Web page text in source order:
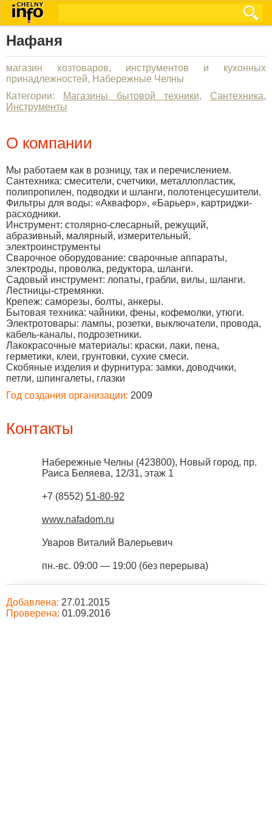
Нафаня
магазин хозтоваров, инструментов и кухонных
принадлежностей, Набережные Челны
Категории:
Магазины бытовой техники, Сантехника,
Инструменты
О компании
Мы работаем как в розницу, так и перечислением.
Сантехника: смесители, счетчики, металлопластик,
полипропилен, подводки и шланги, полотенцесушители.
Фильтры для воды: «Аквафор», «Барьер», картриджи-
расходники.
Инструмент: столярно-слесарный, режущий,
абразивный, малярный, измерительный,
электроинструменты
Сварочное оборудование: сварочные аппараты,
электроды, проволка, редуктора, шланги.
Садовый инструмент: лопаты, грабли, вилы, шланги.
Лестницы-стремянки.
Крепеж: саморезы, болты, анкеры.
Бытовая техника: чайники, фены, кофемолки, утюги.
Электротовары: лампы, розетки, выключатели, провода,
кабель-каналы, подрозетники.
Лакокрасочные материалы: краски, лаки, пена,
герметики, клеи, грунтовки, сухие смеси.
Скобяные изделия и фурнитура: замки, доводчики,
петли, шпингалеты, глазки
Год создания организации: 2009
Контакты
Набережные Челны (423800), Новый город, пр.
Раиса Беляева, 12/31, этаж 1
+7 (8552) 51-80-92
www.nafadom.ru
Уваров Виталий Валерьевич
пн.-вс. 09:00 — 19:00 (без перерыва)
Добавлена: 27.01.2015
Проверена: 01.09.2016